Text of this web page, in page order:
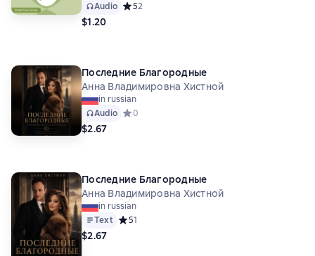
Audio Средний рейтинг 5 на основе 2 оценок
52
$1.20
Последние Благородные
Анна Владимировна Хистной
in russian
Audio Средний рейтинг 0 на основе 0 оценок
0
$2.67
Последние Благородные
Анна Владимировна Хистной
in russian
Text Средний рейтинг 5 на основе 1 оценок
51
$2.67